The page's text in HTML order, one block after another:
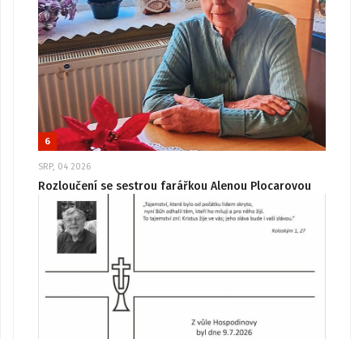
6
SRP, 04 2026
Rozloučení se sestrou farářkou Alenou Plocarovou